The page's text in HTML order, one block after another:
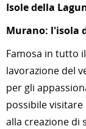
Isole della
Murano: l'isola
Famosa in tutto
lavorazione del
per gli
possibile
alla creazione di